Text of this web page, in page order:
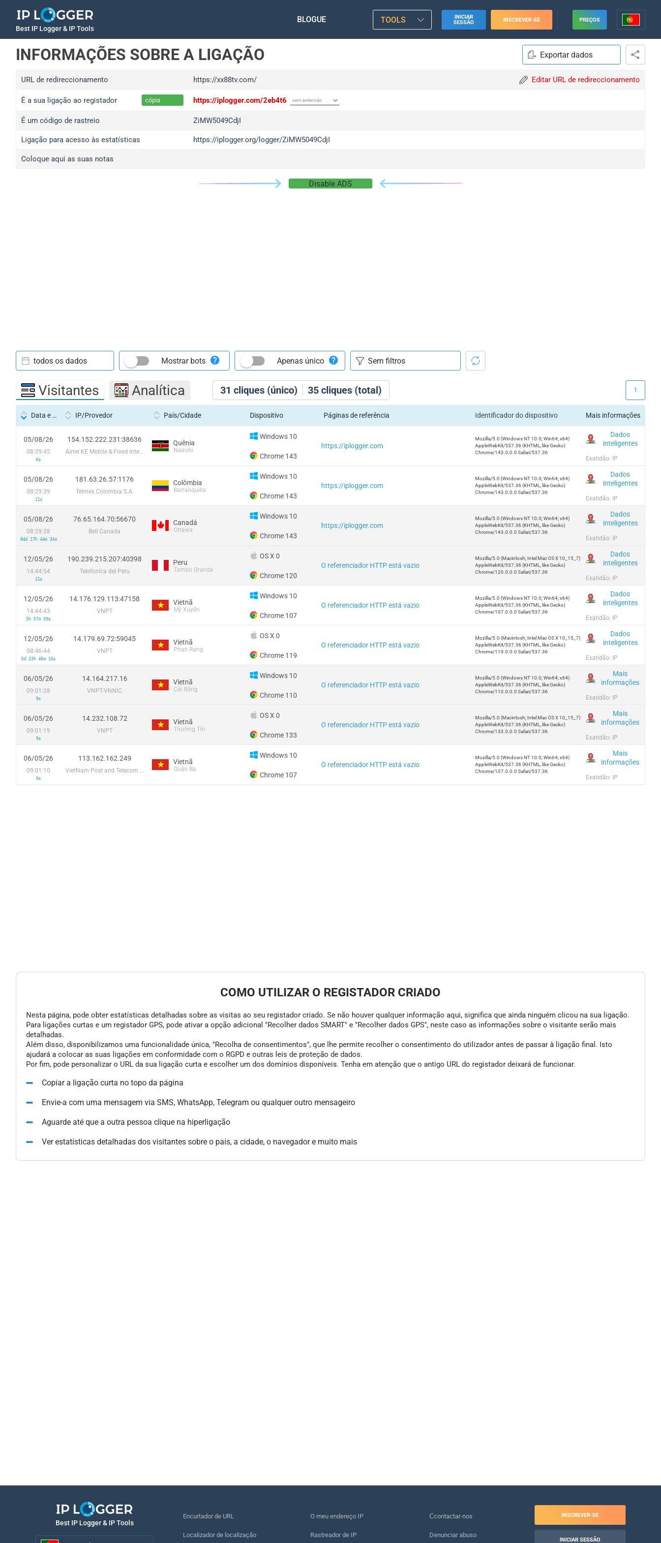
Best IP Logger & IP Tools
BLOGUE TOOLS
INICIAR
SESSÃO
INSCREVER-SE PREÇOS
INFORMAÇÕES SOBRE A LIGAÇÃO Exportar dados
URL de redireccionamento https://xx88tv.com/ Editar URL de redireccionamento
É a sua ligação ao registador cópia https://iplogger.com/2eb4t6
É um código de rastreio ZiMW5049CdjI
Ligação para acesso às estatísticas https://iplogger.org/logger/ZiMW5049CdjI
Coloque aqui as suas notas
Disable ADS
31 cliques (único) 35 cliques (total)
todos os dados Mostrar bots Apenas único
Visitantes Analítica 1
Data e hora IP/Provedor País/Cidade Dispositivo Páginas de referência Identificador do dispositivo Mais informações
05/08/26
08:29:45
6s
154.152.222.231:38636
Airtel KE Mobile & Fixed Internet
Quênia
Nairobi
Windows 10
Chrome 143
https://iplogger.com
Mozilla/5.0 (Windows NT 10.0; Win64; x64)
AppleWebKit/537.36 (KHTML, like Gecko)
Chrome/143.0.0.0 Safari/537.36
Dados
inteligentes
Exatidão: IP
05/08/26
08:29:39
11s
181.63.26.57:1176
Telmex Colombia S.A.
Colômbia
Barranquilla
Windows 10
Chrome 143
https://iplogger.com
Mozilla/5.0 (Windows NT 10.0; Win64; x64)
AppleWebKit/537.36 (KHTML, like Gecko)
Chrome/143.0.0.0 Safari/537.36
Dados
inteligentes
Exatidão: IP
05/08/26
08:29:28
84d 17h 44m 34s
76.65.164.70:56670
Bell Canada
Canadá
Ottawa
Windows 10
Chrome 143
https://iplogger.com
Mozilla/5.0 (Windows NT 10.0; Win64; x64)
AppleWebKit/537.36 (KHTML, like Gecko)
Chrome/143.0.0.0 Safari/537.36
Dados
inteligentes
Exatidão: IP
12/05/26
14:44:54
11s
190.239.215.207:40398
Telefonica del Peru
Peru
Tambo Grande
OS X 0
Chrome 120
O referenciador HTTP está vazio
Mozilla/5.0 (Macintosh; Intel Mac OS X 10_15_7)
AppleWebKit/537.36 (KHTML, like Gecko)
Chrome/120.0.0.0 Safari/537.36
Dados
inteligentes
Exatidão: IP
12/05/26
14:44:43
5h 57m 59s
14.176.129.113:47158
VNPT
Vietnã
Mỹ Xuyên
Windows 10
Chrome 107
O referenciador HTTP está vazio
Mozilla/5.0 (Windows NT 10.0; Win64; x64)
AppleWebKit/537.36 (KHTML, like Gecko)
Chrome/107.0.0.0 Safari/537.36
Dados
inteligentes
Exatidão: IP
12/05/26
08:46:44
5d 23h 45m 16s
14.179.69.72:59045
VNPT
Vietnã
Phan Rang
OS X 0
Chrome 119
O referenciador HTTP está vazio
Mozilla/5.0 (Macintosh; Intel Mac OS X 10_15_7)
AppleWebKit/537.36 (KHTML, like Gecko)
Chrome/119.0.0.0 Safari/537.36
Dados
inteligentes
Exatidão: IP
06/05/26
09:01:28
9s
14.164.217.16
VNPT-VNNIC
Vietnã
Cái Răng
Windows 10
Chrome 110
O referenciador HTTP está vazio
Mozilla/5.0 (Windows NT 10.0; Win64; x64)
AppleWebKit/537.36 (KHTML, like Gecko)
Chrome/110.0.0.0 Safari/537.36
Mais
informações
Exatidão: IP
06/05/26
09:01:19
9s
14.232.108.72
VNPT
Vietnã
Thường Tín
OS X 0
Chrome 133
O referenciador HTTP está vazio
Mozilla/5.0 (Macintosh; Intel Mac OS X 10_15_7)
AppleWebKit/537.36 (KHTML, like Gecko)
Chrome/133.0.0.0 Safari/537.36
Mais
informações
Exatidão: IP
06/05/26
09:01:10
0s
113.162.162.249
VietNam Post and Telecom Corporation
Vietnã
Quận Ba
Windows 10
Chrome 107
O referenciador HTTP está vazio
Mozilla/5.0 (Windows NT 10.0; Win64; x64)
AppleWebKit/537.36 (KHTML, like Gecko)
Chrome/107.0.0.0 Safari/537.36
Mais
informações
Exatidão: IP
COMO UTILIZAR O REGISTADOR CRIADO
Nesta página, pode obter estatísticas detalhadas sobre as visitas ao seu registador criado. Se não houver qualquer informação aqui, significa que ainda ninguém clicou na sua ligação.
Para ligações curtas e um registador GPS, pode ativar a opção adicional "Recolher dados SMART" e "Recolher dados GPS", neste caso as informações sobre o visitante serão mais
detalhadas.
Além disso, disponibilizamos uma funcionalidade única, "Recolha de consentimentos", que lhe permite recolher o consentimento do utilizador antes de passar à ligação final. Isto
ajudará a colocar as suas ligações em conformidade com o RGPD e outras leis de proteção de dados.
Por fim, pode personalizar o URL da sua ligação curta e escolher um dos domínios disponíveis. Tenha em atenção que o antigo URL do registador deixará de funcionar.
Copiar a ligação curta no topo da página
Envie-a com uma mensagem via SMS, WhatsApp, Telegram ou qualquer outro mensageiro
Aguarde até que a outra pessoa clique na hiperligação
Ver estatísticas detalhadas dos visitantes sobre o país, a cidade, o navegador e muito mais
Best IP Logger & IP Tools
Encurtador de URL
Localizador de localização
O meu endereço IP
Rastreador de IP
Сcontactar-nos
Denunciar abuso
INSCREVER-SE
INICIAR SESSÃO